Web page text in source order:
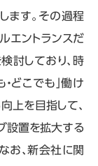
ます。その過程
エントランスだ
討しており、時
どこでも」働け
上を目指して、
設置を拡大する
お、新会社に関